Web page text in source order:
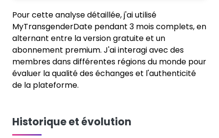
Pour cette analyse détaillée, j'ai utilisé
MyTransgenderDate pendant 3 mois complets, en
alternant entre la version gratuite et un
abonnement premium. J'ai interagi avec des
membres dans différentes régions du monde pour
évaluer la qualité des échanges et l'authenticité
de la plateforme.
Historique et évolution